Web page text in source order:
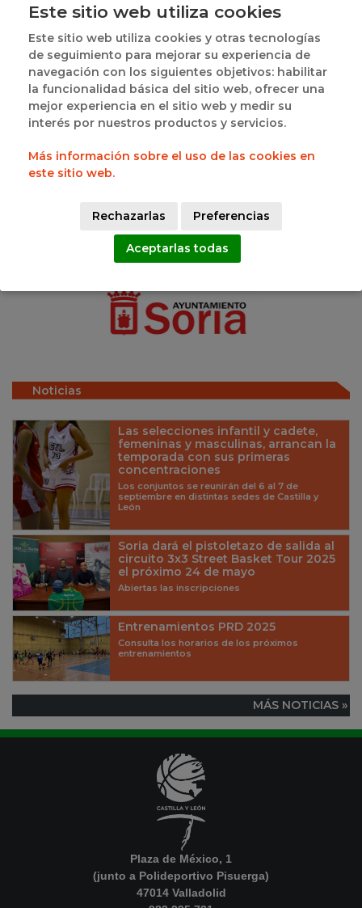
Noticias
Las selecciones infantil y cadete,
femeninas y masculinas, arrancan la
temporada con sus primeras
concentraciones
Los conjuntos se reunirán del 6 al 7 de
septiembre en distintas sedes de Castilla y
León
Soria dará el pistoletazo de salida al
circuito 3x3 Street Basket Tour 2025
el próximo 24 de mayo
Abiertas las inscripciones
Entrenamientos PRD 2025
Consulta los horarios de los próximos
entrenamientos
MÁS NOTICIAS »
Plaza de México, 1
(junto a Polideportivo Pisuerga)
47014 Valladolid
Este sitio web utiliza cookies
Este sitio web utiliza cookies y otras tecnologías
de seguimiento para mejorar su experiencia de
navegación con los siguientes objetivos: habilitar
la funcionalidad básica del sitio web, ofrecer una
mejor experiencia en el sitio web y medir su
interés por nuestros productos y servicios.
Más información sobre el uso de las cookies en
este sitio web.
Rechazarlas Preferencias
Aceptarlas todas